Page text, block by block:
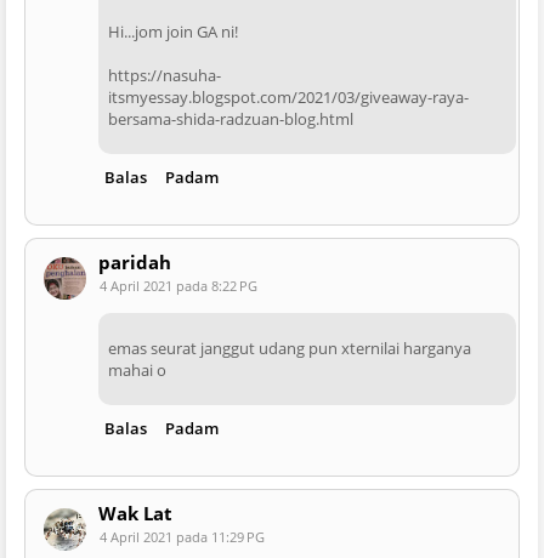
Hi...jom join GA ni!
https://nasuha-
itsmyessay.blogspot.com/2021/03/giveaway-raya-
bersama-shida-radzuan-blog.html
Balas Padam
paridah
4 April 2021 pada 8:22 PG
emas seurat janggut udang pun xternilai harganya
mahai o
Balas Padam
Wak Lat
4 April 2021 pada 11:29 PG